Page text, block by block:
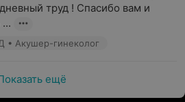
труд ! Спасибо вам и
• Акушер-гинеколог
ещё